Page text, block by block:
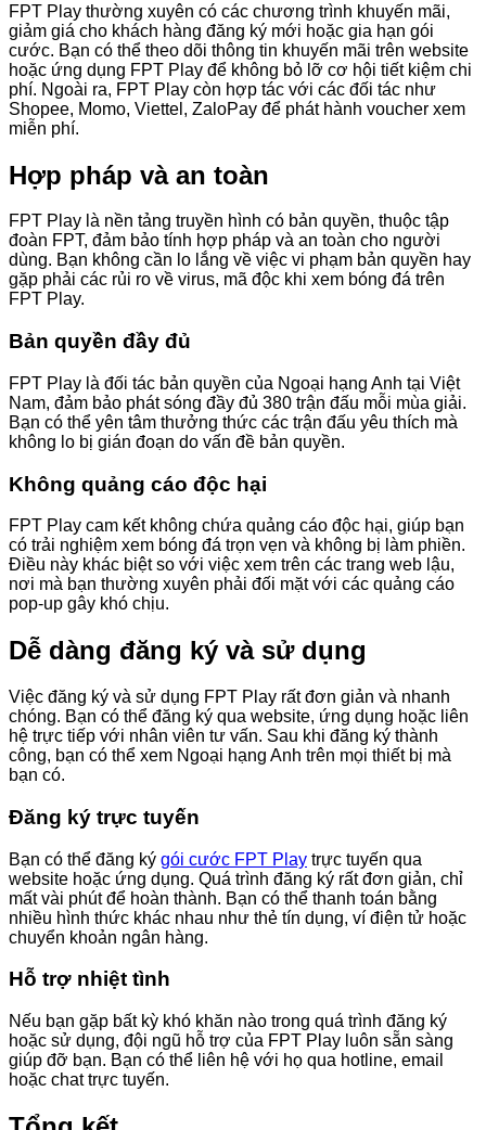
FPT Play thường xuyên có các chương trình khuyến mãi,
giảm giá cho khách hàng đăng ký mới hoặc gia hạn gói
cước. Bạn có thể theo dõi thông tin khuyến mãi trên website
hoặc ứng dụng FPT Play để không bỏ lỡ cơ hội tiết kiệm chi
phí. Ngoài ra, FPT Play còn hợp tác với các đối tác như
Shopee, Momo, Viettel, ZaloPay để phát hành voucher xem
miễn phí.
Hợp pháp và an toàn
FPT Play là nền tảng truyền hình có bản quyền, thuộc tập
đoàn FPT, đảm bảo tính hợp pháp và an toàn cho người
dùng. Bạn không cần lo lắng về việc vi phạm bản quyền hay
gặp phải các rủi ro về virus, mã độc khi xem bóng đá trên
FPT Play.
Bản quyền đầy đủ
FPT Play là đối tác bản quyền của Ngoại hạng Anh tại Việt
Nam, đảm bảo phát sóng đầy đủ 380 trận đấu mỗi mùa giải.
Bạn có thể yên tâm thưởng thức các trận đấu yêu thích mà
không lo bị gián đoạn do vấn đề bản quyền.
Không quảng cáo độc hại
FPT Play cam kết không chứa quảng cáo độc hại, giúp bạn
có trải nghiệm xem bóng đá trọn vẹn và không bị làm phiền.
Điều này khác biệt so với việc xem trên các trang web lậu,
nơi mà bạn thường xuyên phải đối mặt với các quảng cáo
pop-up gây khó chịu.
Dễ dàng đăng ký và sử dụng
Việc đăng ký và sử dụng FPT Play rất đơn giản và nhanh
chóng. Bạn có thể đăng ký qua website, ứng dụng hoặc liên
hệ trực tiếp với nhân viên tư vấn. Sau khi đăng ký thành
công, bạn có thể xem Ngoại hạng Anh trên mọi thiết bị mà
bạn có.
Đăng ký trực tuyến
Bạn có thể đăng ký gói cước FPT Play trực tuyến qua
website hoặc ứng dụng. Quá trình đăng ký rất đơn giản, chỉ
mất vài phút để hoàn thành. Bạn có thể thanh toán bằng
nhiều hình thức khác nhau như thẻ tín dụng, ví điện tử hoặc
chuyển khoản ngân hàng.
Hỗ trợ nhiệt tình
Nếu bạn gặp bất kỳ khó khăn nào trong quá trình đăng ký
hoặc sử dụng, đội ngũ hỗ trợ của FPT Play luôn sẵn sàng
giúp đỡ bạn. Bạn có thể liên hệ với họ qua hotline, email
hoặc chat trực tuyến.